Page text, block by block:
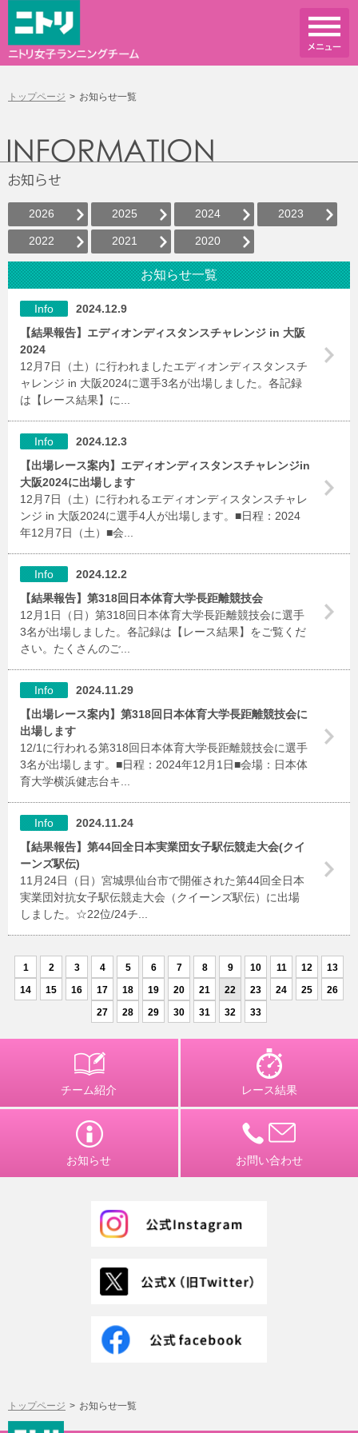
トップページ お知らせ一覧
2026 2025 2024 2023
2022 2021 2020
お知らせ一覧
Info
2024.12.9
【結果報告】エディオンディスタンスチャレンジ in 大阪
2024
12月7日（土）に行われましたエディオンディスタンスチ
ャレンジ in 大阪2024に選手3名が出場しました。各記録
は【レース結果】に...
Info
2024.12.3
【出場レース案内】エディオンディスタンスチャレンジin
大阪2024に出場します
12月7日（土）に行われるエディオンディスタンスチャレ
ンジ in 大阪2024に選手4人が出場します。■日程：2024
年12月7日（土）■会...
Info
2024.12.2
【結果報告】第318回日本体育大学長距離競技会
12月1日（日）第318回日本体育大学長距離競技会に選手
3名が出場しました。各記録は【レース結果】をご覧くだ
さい。たくさんのご...
Info
2024.11.29
【出場レース案内】第318回日本体育大学長距離競技会に
出場します
12/1に行われる第318回日本体育大学長距離競技会に選手
3名が出場します。■日程：2024年12月1日■会場：日本体
育大学横浜健志台キ...
Info
2024.11.24
【結果報告】第44回全日本実業団女子駅伝競走大会(クイ
ーンズ駅伝)
11月24日（日）宮城県仙台市で開催された第44回全日本
実業団対抗女子駅伝競走大会（クイーンズ駅伝）に出場
しました。☆22位/24チ...
1 2 3 4 5 6 7 8 9 10 11 12
13
14
15 16 17 18 19 20 21 22 23 24 25
26
27
28 29 30 31 32 33
チーム紹介 レース結果
お知らせ お問い合わせ
トップページ お知らせ一覧